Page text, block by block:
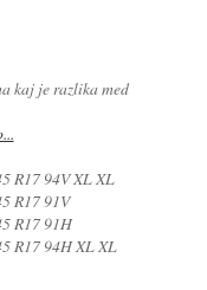
kaj je razlika med
R17 94V XL XL
R17 91V
R17 91H
R17 94H XL XL